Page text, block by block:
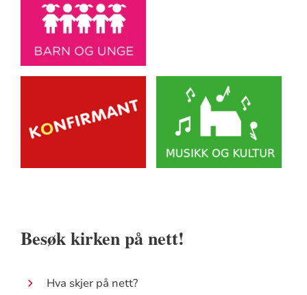
Besøk kirken på nett!
Hva skjer på nett?